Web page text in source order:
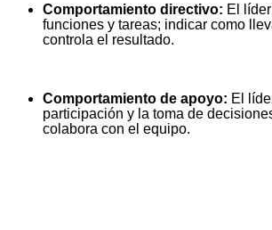
Comportamiento directivo: El
funciones y tareas; indicar como
controla el resultado.
Comportamiento de apoyo: El
participación y la toma de
colabora con el equipo.